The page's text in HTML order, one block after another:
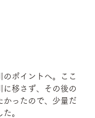
のポイントへ。ここ
に移さず、その後の
かったので、少量だ
。